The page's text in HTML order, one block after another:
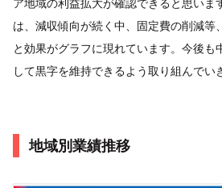
ア地域の利益拡大が確認できると思いま
は、減収傾向が続く中、固定費の削減等
と効果がグラフに現れています。今後も
して黒字を維持できるよう取り組んでい
地域別業績推移